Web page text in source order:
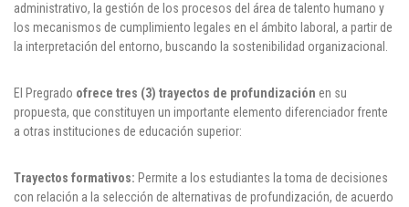
administrativo, la gestión de los procesos del área de talento humano y
los mecanismos de cumplimiento legales en el ámbito laboral, a partir de
la interpretación del entorno, buscando la sostenibilidad organizacional.
El Pregrado ofrece tres (3) trayectos de profundización en su
propuesta, que constituyen un importante elemento diferenciador frente
a otras instituciones de educación superior:
Trayectos formativos: Permite a los estudiantes la toma de decisiones
con relación a la selección de alternativas de profundización, de acuerdo